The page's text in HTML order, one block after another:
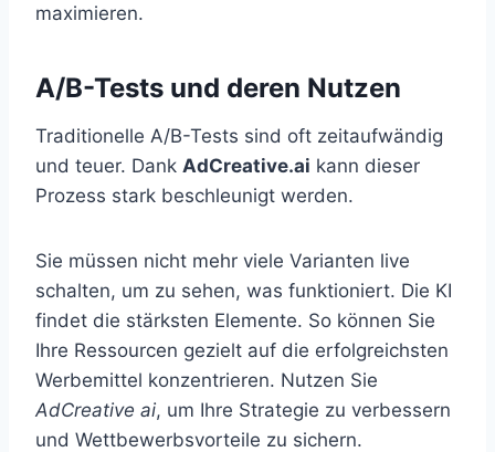
maximieren.
A/B-Tests und deren Nutzen
Traditionelle A/B-Tests sind oft zeitaufwändig
und teuer. Dank AdCreative.ai kann dieser
Prozess stark beschleunigt werden.
Sie müssen nicht mehr viele Varianten live
schalten, um zu sehen, was funktioniert. Die KI
findet die stärksten Elemente. So können Sie
Ihre Ressourcen gezielt auf die erfolgreichsten
Werbemittel konzentrieren. Nutzen Sie
AdCreative ai, um Ihre Strategie zu verbessern
und Wettbewerbsvorteile zu sichern.